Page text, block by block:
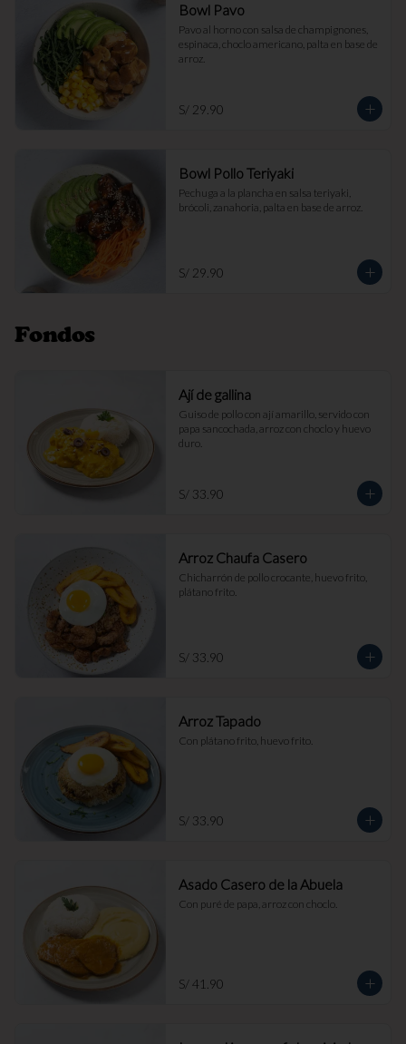
Bowl Pavo
Pavo al horno con salsa de champignones,
espinaca, choclo americano, palta en base de
arroz.
S/ 29.90
Bowl Pollo Teriyaki
Pechuga a la plancha en salsa teriyaki,
brócoli, zanahoria, palta en base de arroz.
S/ 29.90
Fondos
Ají de gallina
Guiso de pollo con ají amarillo, servido con
papa sancochada, arroz con choclo y huevo
duro.
S/ 33.90
Arroz Chaufa Casero
Chicharrón de pollo crocante, huevo frito,
plátano frito.
S/ 33.90
Arroz Tapado
Con plátano frito, huevo frito.
S/ 33.90
Asado Casero de la Abuela
Con puré de papa, arroz con choclo.
S/ 41.90